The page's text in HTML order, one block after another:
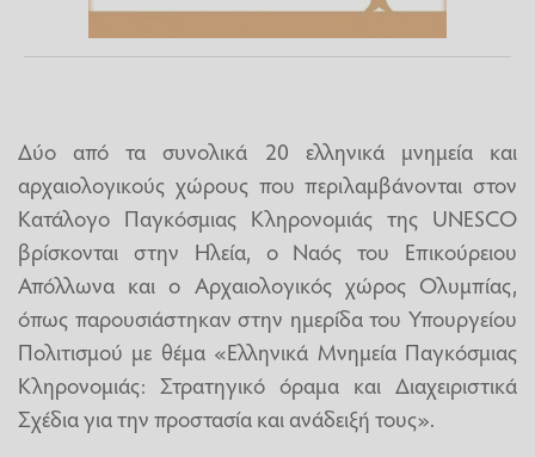
Δύο από τα συνολικά 20 ελληνικά μνημεία και
αρχαιολογικούς χώρους που περιλαμβάνονται στον
Κατάλογο Παγκόσμιας Κληρονομιάς της UNESCO
βρίσκονται στην Ηλεία, ο Ναός του Επικούρειου
Απόλλωνα και ο Αρχαιολογικός χώρος Ολυμπίας,
όπως παρουσιάστηκαν στην ημερίδα του Υπουργείου
Πολιτισμού με θέμα «Ελληνικά Μνημεία Παγκόσμιας
Κληρονομιάς: Στρατηγικό όραμα και Διαχειριστικά
Σχέδια για την προστασία και ανάδειξή τους».